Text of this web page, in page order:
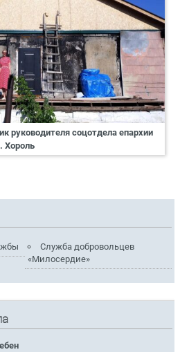
руководителя соцотдела епархии
Хороль
Служба добровольцев
«Милосердие»